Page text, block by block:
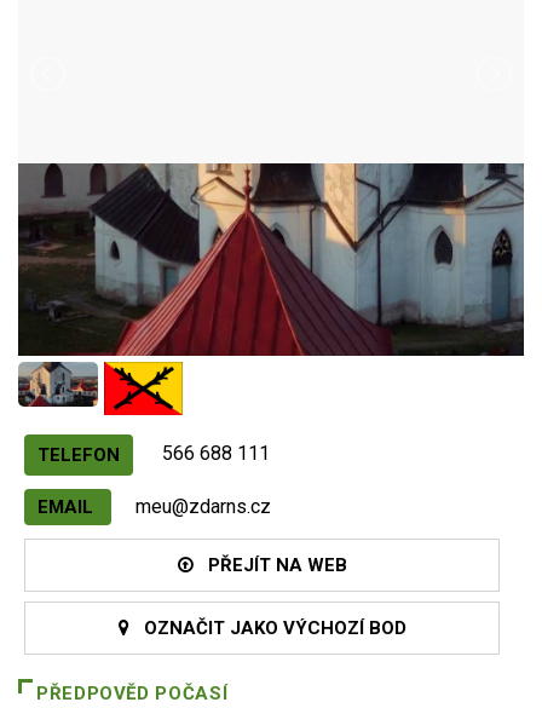
TELEFON 566 688 111
EMAIL meu@zdarns.cz
PŘEJÍT NA WEB
OZNAČIT JAKO VÝCHOZÍ BOD
PŘEDPOVĚD POČASÍ